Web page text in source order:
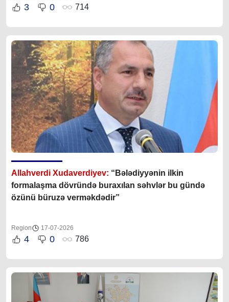
3 0 714
Allahverdi Xudaverdiyev: “Bələdiyyənin ilkin
formalaşma dövründə buraxılan səhvlər bu gündə
özünü büruzə verməkdədir”
Region 17-07-2026
4 0 786